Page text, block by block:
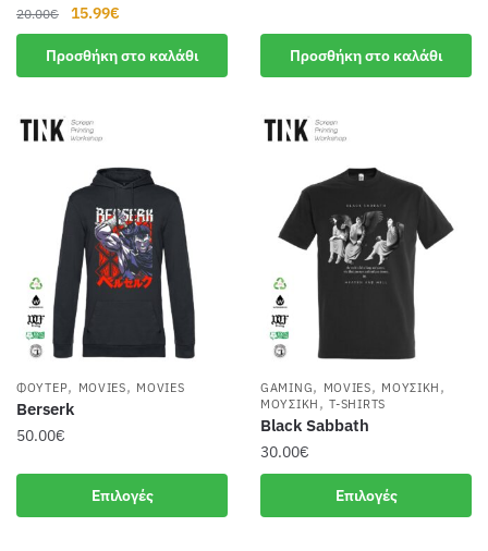
προϊόντος
20.00€
Original
price
was:
20.00€.
15.99€
τρέχουσα
τιμή
είναι:
Προσθήκη στο καλάθι Προσθήκη στο καλάθι
ΦΟΎΤΕΡ, MOVIES, MOVIES
Berserk
50.00€
Επιλογές
Αυτό
GAMING, MOVIES, ΜΟΥΣΙΚΉ ,
ΜΟΥΣΙΚΉ ,T-SHIRTS
Black Sabbath
30.00€
Επιλογές
το